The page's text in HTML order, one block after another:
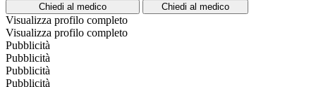
Chiedi al medico Chiedi al medico
Visualizza profilo completo
Visualizza profilo completo
Pubblicità
Pubblicità
Pubblicità
Pubblicità